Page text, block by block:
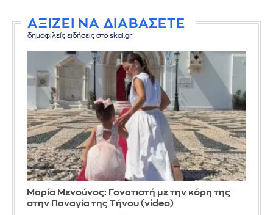
ΑΞΙΖΕΙ ΝΑ ΔΙΑΒΑΣΕΤΕ
δημοφιλείς ειδήσεις στο skai.gr
Μαρία Μενούνος: Γονατιστή με την κόρη της
στην Παναγία της Τήνου (video)